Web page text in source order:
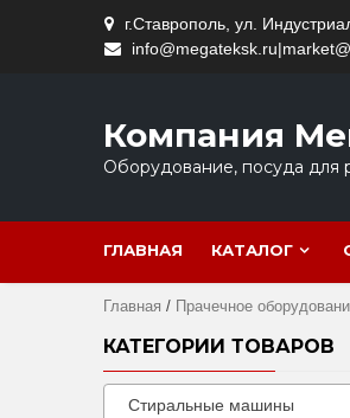
г.Ставрополь, ул.
Компания
Оборудование, посуда для
ГЛАВНАЯ КАТАЛОГ
Главная / Прачечное
КАТЕГОРИИ ТОВАРОВ
Стиральные машины